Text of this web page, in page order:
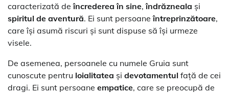
caracterizată deîncrederea în sine,îndrăzneala și
spiritul de aventură. Ei sunt persoaneîntreprinzătoare,
care își asumă riscuri și sunt dispuse să își urmeze
visele.
De asemenea, persoanele cu numele Gruia sunt
cunoscute pentru loialitatea și devotamentul față de cei
dragi. Ei sunt persoane empatice, care se preocupă de